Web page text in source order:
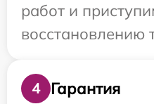
работ и
восстановлению
4
Гарантия